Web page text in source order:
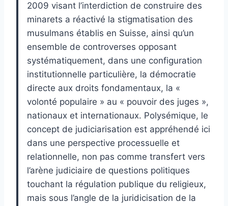
2009 visant l’interdiction de construire des
minarets a réactivé la stigmatisation des
musulmans établis en Suisse, ainsi qu’un
ensemble de controverses opposant
systématiquement, dans une configuration
institutionnelle particulière, la démocratie
directe aux droits fondamentaux, la «
volonté populaire » au « pouvoir des juges »,
nationaux et internationaux. Polysémique, le
concept de judiciarisation est appréhendé ici
dans une perspective processuelle et
relationnelle, non pas comme transfert vers
l’arène judiciaire de questions politiques
touchant la régulation publique du religieux,
mais sous l’angle de la juridicisation de la